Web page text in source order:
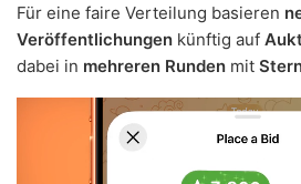
Für eine faire Verteilung basieren
Veröffentlichungen künftig auf
dabei in mehreren Runden mit